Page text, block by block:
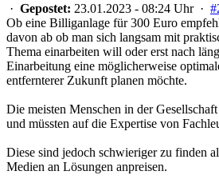
· Gepostet: 23.01.2023 - 08:24 Uhr ·
Ob eine Billiganlage für 300 Euro
davon ab ob man sich langsam mit
Thema einarbeiten will oder erst nach
Einarbeitung eine möglicherweise
entfernterer Zukunft planen möchte.
Die meisten Menschen in der
und müssten auf die Expertise von
Diese sind jedoch schwieriger zu finden
Medien an Lösungen anpreisen.